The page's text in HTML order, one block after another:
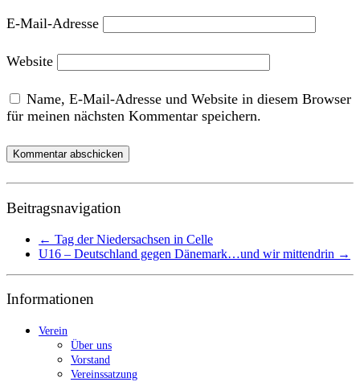
E-Mail-Adresse
Website
Name, E-Mail-Adresse und Website in diesem Browser
für meinen nächsten Kommentar speichern.
Beitragsnavigation
← Tag der Niedersachsen in Celle
U16 – Deutschland gegen Dänemark…und wir mittendrin →
Informationen
Verein
Über uns
Vorstand
Vereinssatzung